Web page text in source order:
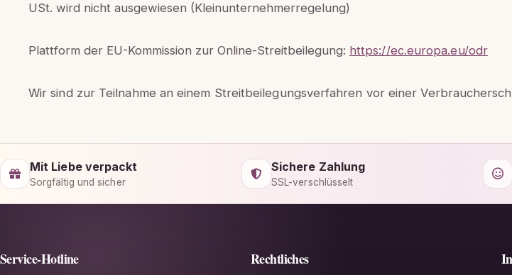
USt. wird nicht ausgewiesen (Kleinunternehmerregelung)
Plattform der EU-Kommission zur Online-Streitbeilegung: https://ec.europa.eu/odr
Wir sind zur Teilnahme an einem Streitbeilegungsverfahren vor einer
Mit Liebe verpackt
Sorgfältig und sicher
Sichere Zahlung
SSL-verschlüsselt
Service-Hotline Rechtliches